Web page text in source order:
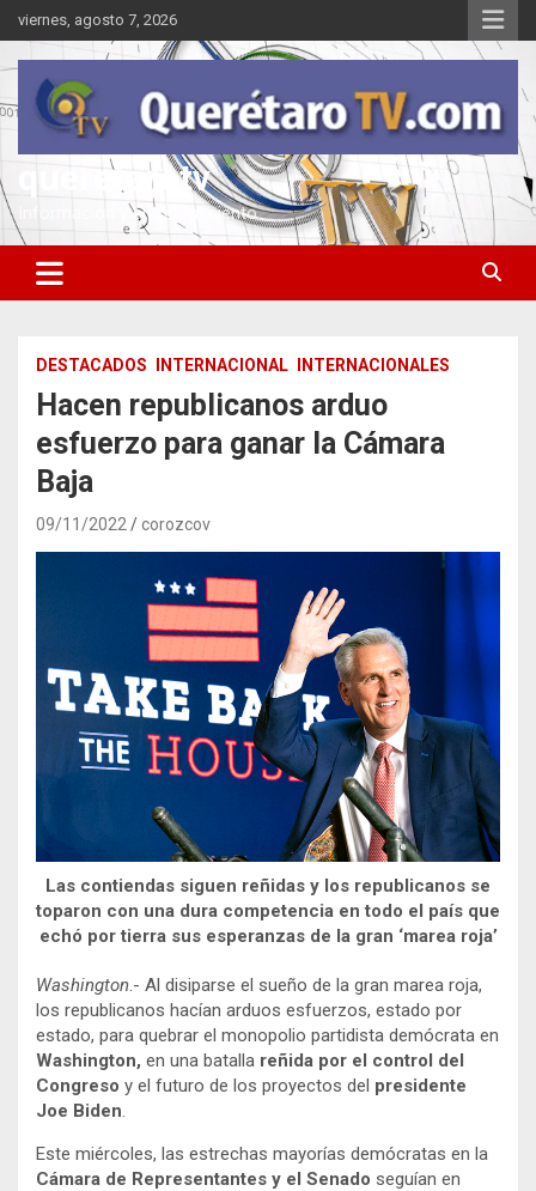
Saltar
al
contenido
viernes, agosto 7, 2026
queretarotv
Información y entretenimiento
DESTACADOS INTERNACIONAL INTERNACIONALES
Hacen republicanos arduo
esfuerzo para ganar la Cámara
Baja
09/11/2022 corozcov
Las contiendas siguen reñidas y los republicanos se
toparon con una dura competencia en todo el país que
echó por tierra sus esperanzas de la gran ‘marea roja’
Washington .- Al disiparse el sueño de la gran marea roja,
los republicanos hacían arduos esfuerzos, estado por
estado, para quebrar el monopolio partidista demócrata en
Washington, en una batalla reñida por el control del
Congreso y el futuro de los proyectos del presidente
Joe Biden
Este miércoles, las estrechas mayorías demócratas en la
Cámara de Representantes y el Senado seguían en